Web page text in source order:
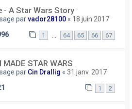
- A Star Wars Story
parvador28100 « 18 juin 2017
1 64 65 66 67
MADE STAR WARS
par Cin Drallig « 31 janv. 2017
1 2